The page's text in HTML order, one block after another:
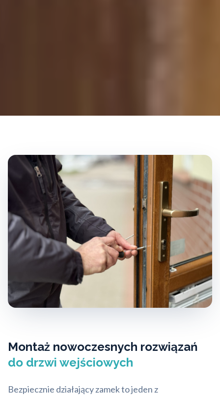
Montaż nowoczesnych rozwiązań
do drzwi wejściowych
Bezpiecznie działający zamek to jeden z